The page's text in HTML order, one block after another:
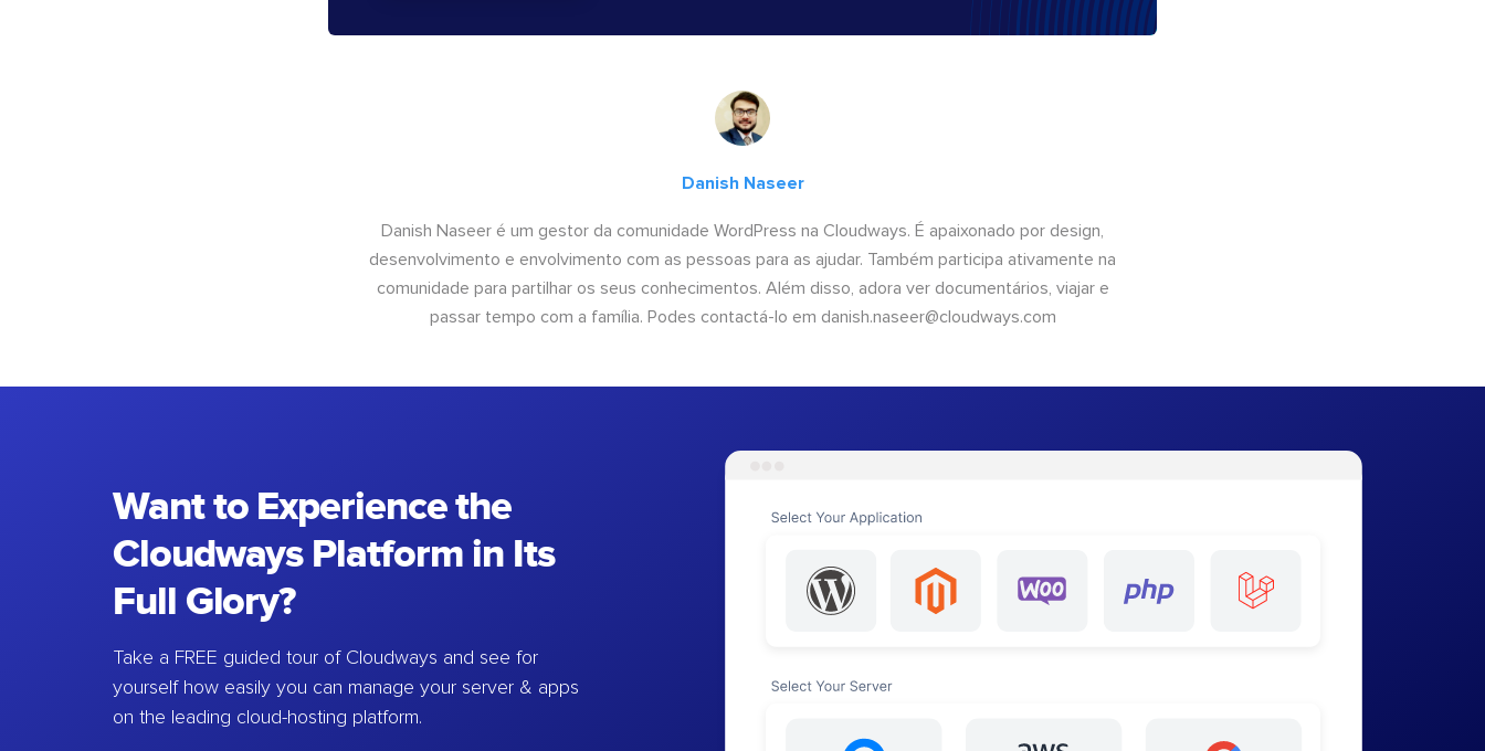
Danish Naseer
Danish Naseer é um gestor da comunidade WordPress na Cloudways. É apaixonado por design,
desenvolvimento e envolvimento com as pessoas para as ajudar. Também participa ativamente na
comunidade para partilhar os seus conhecimentos. Além disso, adora ver documentários, viajar e
passar tempo com a família. Podes contactá-lo em danish.naseer@cloudways.com
Want to Experience the
Cloudways Platform in Its
Full Glory?
Take a FREE guided tour of Cloudways and see for
yourself how easily you can manage your server & apps
on the leading cloud-hosting platform.